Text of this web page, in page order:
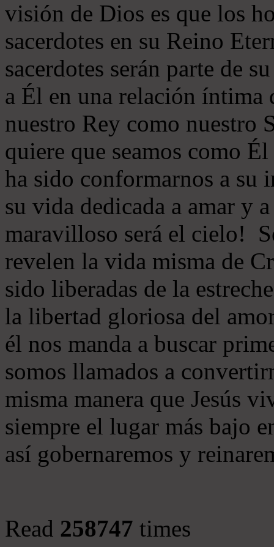
visión de Dios es que los
sacerdotes en su Reino
sacerdotes serán parte de
a Él en una relación íntima
nuestro Rey como nuestro
quiere que seamos como
ha sido conformarnos a su
su vida dedicada a amar y
maravilloso será el cielo!
revelen la vida misma de
sido liberadas de la
la libertad gloriosa del
él nos manda a buscar
somos llamados a
misma manera que Jesús
siempre el lugar más bajo
así gobernaremos y
Read 258747 times